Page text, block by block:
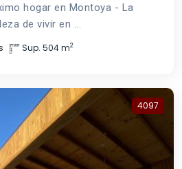
hogar en Montoya - La
de vivir en ...
Sup. 504 m2
4097